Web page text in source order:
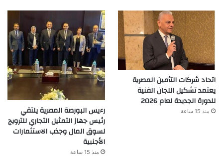
اتحاد شركات التأمين المصرية
يعتمد تشكيل اللجان الفنية
للدورة الجديدة لعام 2026
منذ 15 ساعة
رءيس البورصة المصرية يلتقي
رئيس جهاز التمثيل التجاري للترويج
لسوق المال وجذب الاستثمارات
الأجنبية
منذ 15 ساعة